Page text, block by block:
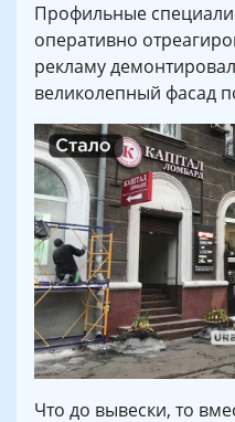
Профильные
оперативно
рекламу
великолепный фасад
Что до вывески, то